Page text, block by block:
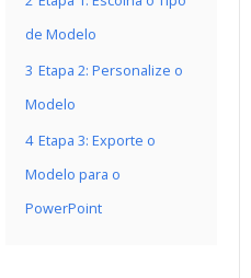
de Modelo
3 Etapa 2: Personalize o
Modelo
4 Etapa 3: Exporte o
Modelo para o
PowerPoint